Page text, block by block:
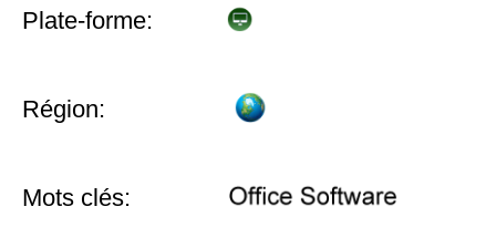
Plate-forme:
Région:
Mots clés: